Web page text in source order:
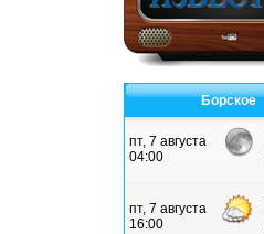
Борское